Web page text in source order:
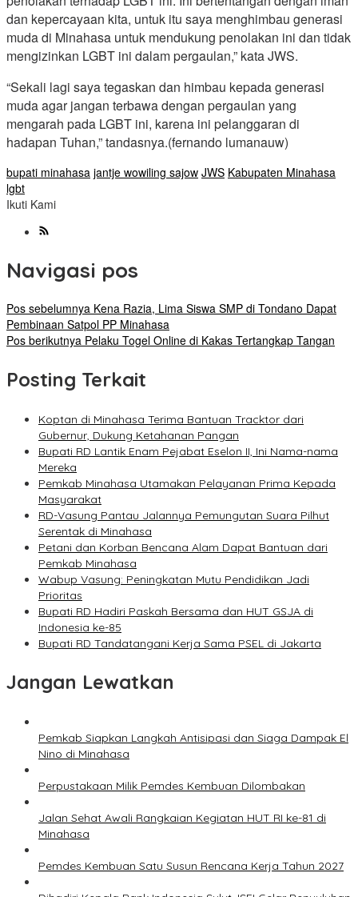
dan kepercayaan kita, untuk itu saya menghimbau generasi
muda di Minahasa untuk mendukung penolakan ini dan tidak
mengizinkan LGBT ini dalam pergaulan,” kata JWS.
“Sekali lagi saya tegaskan dan himbau kepada generasi
muda agar jangan terbawa dengan pergaulan yang
mengarah pada LGBT ini, karena ini pelanggaran di
hadapan Tuhan,” tandasnya.(fernando lumanauw)
bupati minahasa jantje wowiling sajow JWS Kabupaten Minahasa
lgbt
Ikuti Kami
Navigasi pos
Pos sebelumnya Kena Razia, Lima Siswa SMP di Tondano Dapat
Pembinaan Satpol PP Minahasa
Pos berikutnya Pelaku Togel Online di Kakas Tertangkap Tangan
Posting Terkait
Koptan di Minahasa Terima Bantuan Tracktor dari
Gubernur, Dukung Ketahanan Pangan
Bupati RD Lantik Enam Pejabat Eselon II, Ini Nama-nama
Mereka
Pemkab Minahasa Utamakan Pelayanan Prima Kepada
Masyarakat
RD-Vasung Pantau Jalannya Pemungutan Suara Pilhut
Serentak di Minahasa
Petani dan Korban Bencana Alam Dapat Bantuan dari
Pemkab Minahasa
Wabup Vasung: Peningkatan Mutu Pendidikan Jadi
Prioritas
Bupati RD Hadiri Paskah Bersama dan HUT GSJA di
Indonesia ke-85
Bupati RD Tandatangani Kerja Sama PSEL di Jakarta
Jangan Lewatkan
Pemkab Siapkan Langkah Antisipasi dan Siaga Dampak El
Nino di Minahasa
Perpustakaan Milik Pemdes Kembuan Dilombakan
Jalan Sehat Awali Rangkaian Kegiatan HUT RI ke-81 di
Minahasa
Pemdes Kembuan Satu Susun Rencana Kerja Tahun 2027